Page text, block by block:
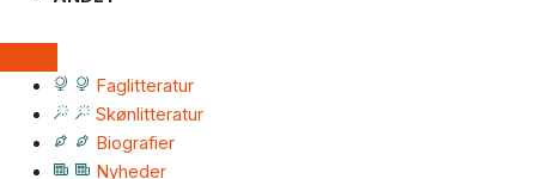
Faglitteratur
Skønlitteratur
Biografier
Nyheder